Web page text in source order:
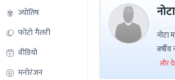
ज्योतिष
फोटो गैलरी
वीडियो
मनोरंजन
नोटा
नोटा
और